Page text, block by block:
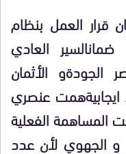
قرار العمل بنظام
العادي
الأثمان
ايجابيةهمت عنصري
المساهمة الفعلية
و الجهوي لأن عدد